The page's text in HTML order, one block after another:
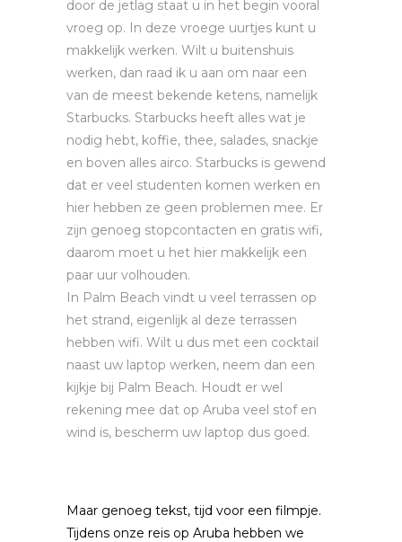
door de jetlag staat u in het begin vooral
vroeg op. In deze vroege uurtjes kunt u
makkelijk werken. Wilt u buitenshuis
werken, dan raad ik u aan om naar een
van de meest bekende ketens, namelijk
Starbucks. Starbucks heeft alles wat je
nodig hebt, koffie, thee, salades, snackje
en boven alles airco. Starbucks is gewend
dat er veel studenten komen werken en
hier hebben ze geen problemen mee. Er
zijn genoeg stopcontacten en gratis wifi,
daarom moet u het hier makkelijk een
paar uur volhouden.
In Palm Beach vindt u veel terrassen op
het strand, eigenlijk al deze terrassen
hebben wifi. Wilt u dus met een cocktail
naast uw laptop werken, neem dan een
kijkje bij Palm Beach. Houdt er wel
rekening mee dat op Aruba veel stof en
wind is, bescherm uw laptop dus goed.
Maar genoeg tekst, tijd voor een filmpje.
Tijdens onze reis op Aruba hebben we